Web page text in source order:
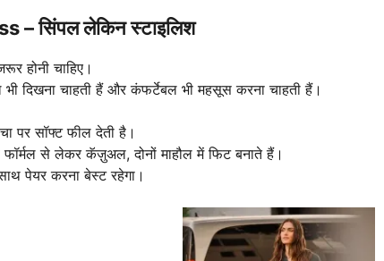
सिंपल लेकिन स्टाइलिश
होनी चाहिए।
दिखना चाहती हैं और कंफर्टेबल भी महसूस करना चाहती हैं।
पर सॉफ्ट फील देती है।
से लेकर कॅज़ुअल, दोनों माहौल में फिट बनाते हैं।
पेयर करना बेस्ट रहेगा।